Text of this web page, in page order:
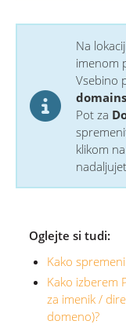
Na lokaciji
imenom
Vsebino
Pot za
klikom na
Oglejte si tudi:
Kako
Kako izberem
za imenik /
domeno)?